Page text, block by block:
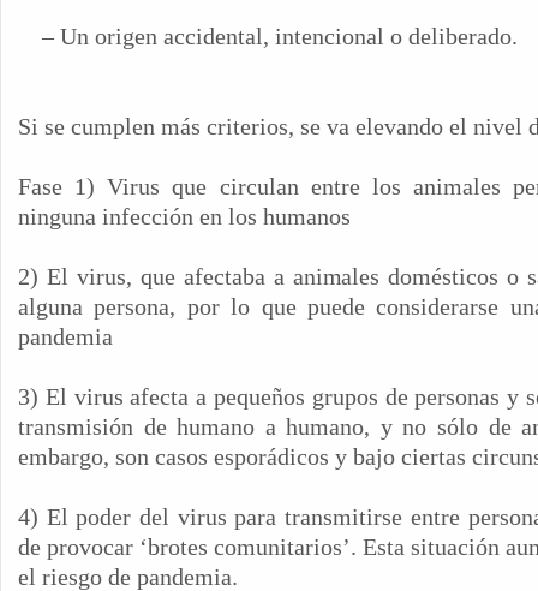
– Un origen accidental, intencional o deliberado.
Si se cumplen más criterios, se va elevando el nivel
Fase 1) Virus que circulan entre los animales
ninguna infección en los humanos
2) El virus, que afectaba a animales domésticos o
alguna persona, por lo que puede considerarse
pandemia
3) El virus afecta a pequeños grupos de personas y
transmisión de humano a humano, y no sólo de
embargo, son casos esporádicos y bajo ciertas
4) El poder del virus para transmitirse entre
de provocar ‘brotes comunitarios’. Esta situación
el riesgo de pandemia.